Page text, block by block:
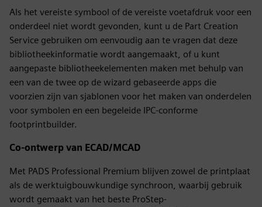
Als het vereiste symbool of de vereiste voetafdruk voor een
onderdeel niet wordt gevonden, kunt u de Part Creation
Service gebruiken om eenvoudig aan te vragen dat deze
bibliotheekinformatie wordt aangemaakt, of u kunt
aangepaste bibliotheekelementen maken met behulp van
een van de twee op de wizard gebaseerde apps die
voorzien zijn van sjablonen voor het maken van onderdelen
voor symbolen en een begeleide IPC-conforme
footprintbuilder.
Co-ontwerp van ECAD/MCAD
Met PADS Professional Premium blijven zowel de printplaat
als de werktuigbouwkundige synchroon, waarbij gebruik
wordt gemaakt van het beste ProStep-